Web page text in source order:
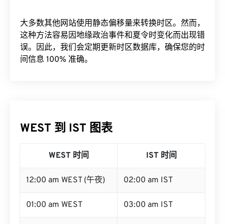
大多数其他网站使用静态偏移量来转换时区。然而，
这种方法容易因地缘政治事件和夏令时变化而出现错
误。因此，我们会定期更新时区数据库，确保您的时
间信息 100% 准确。
WEST 到 IST 图表
WEST 时间 IST 时间
12:00 am WEST (午夜) 02:00 am IST
01:00 am WEST 03:00 am IST